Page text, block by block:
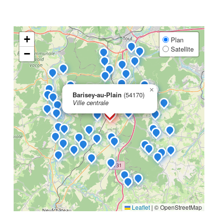
Barisey-au-Plain (54170)
Ville centrale
×
+
−
Plan
Satellite
Leaflet | © OpenStreetMap